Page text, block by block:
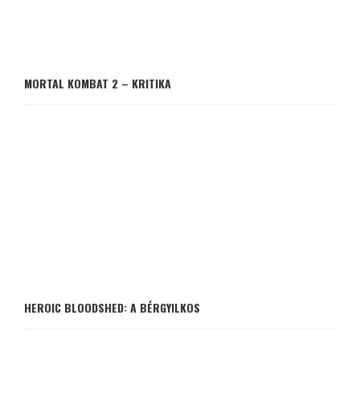
MORTAL KOMBAT 2 – KRITIKA
HEROIC BLOODSHED: A BÉRGYILKOS